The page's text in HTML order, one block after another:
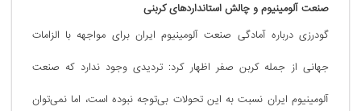
صنعت آلومینیوم و چالش استانداردهای کربنی
گودرزی درباره آمادگی صنعت آلومینیوم ایران برای مواجهه با الزامات
جهانی از جمله کربن صفر اظهار کرد: تردیدی وجود ندارد که صنعت
آلومینیوم ایران نسبت به این تحولات بی‌توجه نبوده است، اما نمی‌توان